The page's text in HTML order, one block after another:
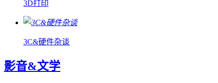
3D打印
3C&硬件杂谈
影音&文学